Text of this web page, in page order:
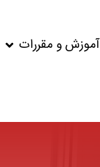
آموزش و مقررات